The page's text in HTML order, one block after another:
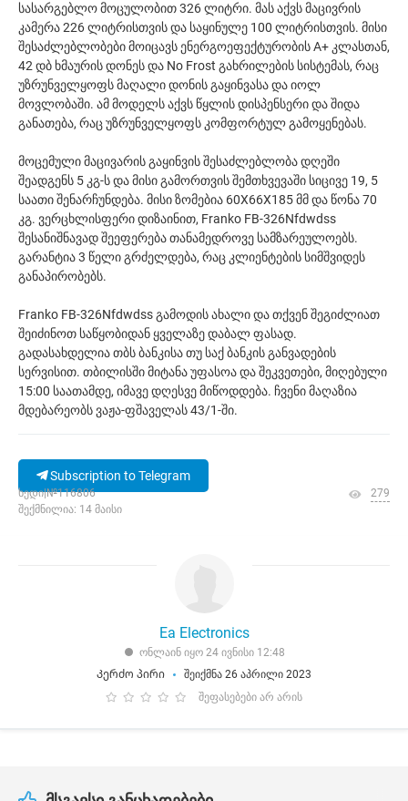
სასარგებლო მოცულობით 326 ლიტრი. მას აქვს მაცივრის
კამერა 226 ლიტრისთვის და საყინულე 100 ლიტრისთვის. მისი
შესაძლებლობები მოიცავს ენერგოეფექტურობის A+ კლასთან,
42 დბ ხმაურის დონეს და No Frost გახრილების სისტემას, რაც
უზრუნველყოფს მაღალი დონის გაყინვასა და იოლ
მოვლობაში. ამ მოდელს აქვს წყლის დისპენსერი და შიდა
განათება, რაც უზრუნველყოფს კომფორტულ გამოყენებას.
მოცემული მაცივარის გაყინვის შესაძლებლობა დღეში
შეადგენს 5 კგ-ს და მისი გამორთვის შემთხვევაში სიცივე 19, 5
საათი შენარჩუნდება. მისი ზომებია 60X66X185 მმ და წონა 70
კგ. ვერცხლისფერი დიზაინით, Franko FB-326Nfdwdss
შესანიშნავად შეეფერება თანამედროვე სამზარეულოებს.
გარანტია 3 წელი გრძელდება, რაც კლიენტების სიმშვიდეს
განაპირობებს.
Franko FB-326Nfdwdss გამოდის ახალი და თქვენ შეგიძლიათ
შეიძინოთ საწყობიდან ყველაზე დაბალ ფასად.
გადასახდელია თბს ბანკისა თუ საქ ბანკის განვადების
სერვისით. თბილისში მიტანა უფასოა და შეკვეთები, მიღებული
15:00 საათამდე, იმავე დღესვე მიწოდდება. ჩვენი მაღაზია
მდებარეობს ვაჟა-ფშაველას 43/1-ში.
Subscription to Telegram
ხედი|№116806
შექმნილია: 14 მაისი
279
Ea Electronics
ონლაინ იყო 24 ივნისი 12:48
Კერძო პირი
შეიქმნა 26 აპრილი 2023
შეფასებები არ არის